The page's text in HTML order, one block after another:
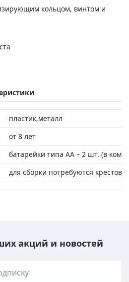
кольцом, винтом и
пластик,металл
от 8 лет
батарейки типа AA – 2 шт. (в
для сборки потребуются
акций и новостей